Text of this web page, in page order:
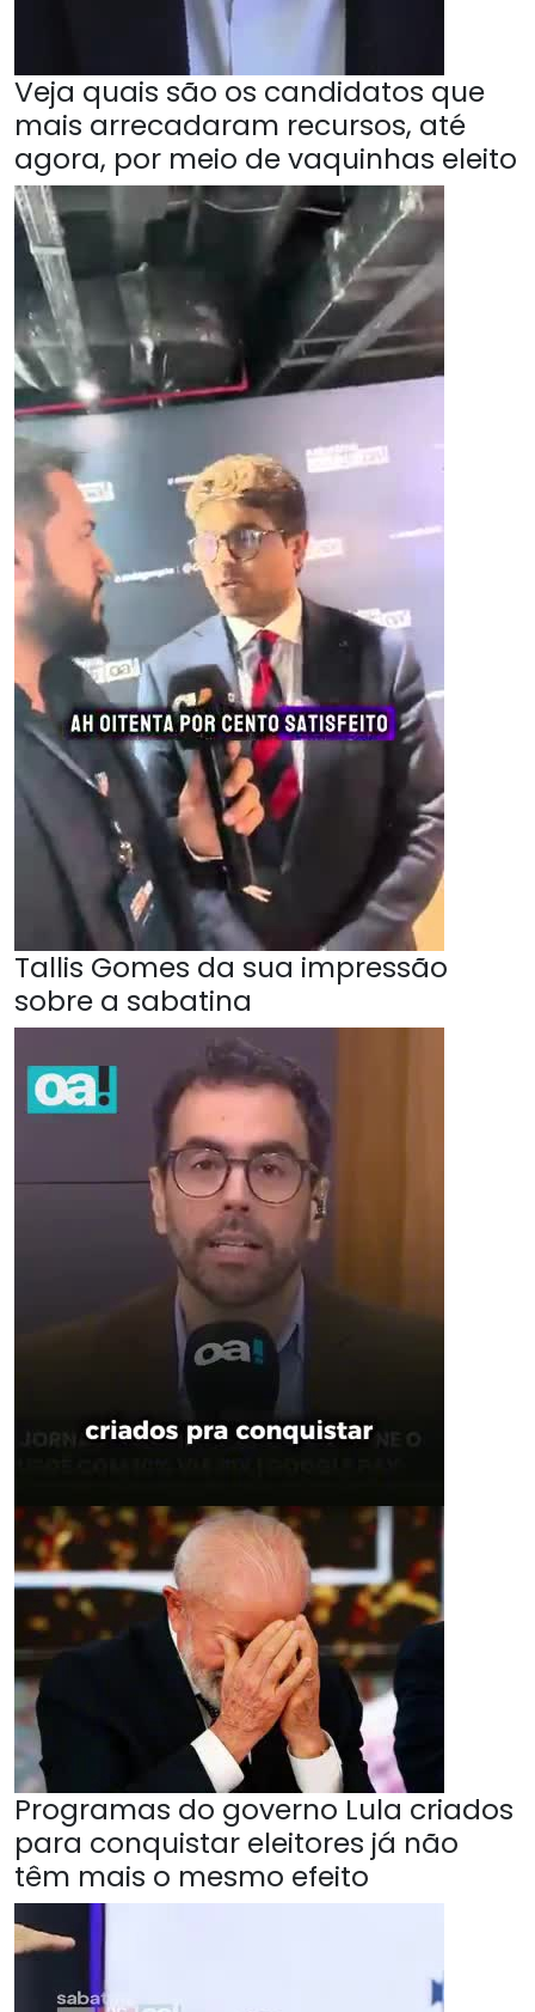
Veja quais são os candidatos que
mais arrecadaram recursos, até
agora, por meio de vaquinhas eleito
Tallis Gomes da sua impressão
sobre a sabatina
Programas do governo Lula criados
para conquistar eleitores já não
têm mais o mesmo efeito